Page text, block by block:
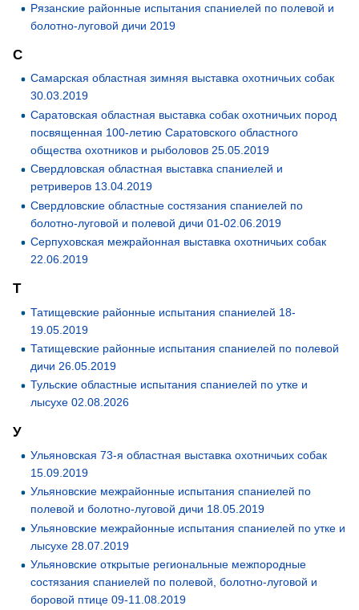
Рязанские районные испытания спаниелей по полевой и
болотно-луговой дичи 2019
С
Самарская областная зимняя выставка охотничьих собак
30.03.2019
Саратовская областная выставка собак охотничьих пород
посвященная 100-летию Саратовского областного
общества охотников и рыболовов 25.05.2019
Свердловская областная выставка спаниелей и
ретриверов 13.04.2019
Свердловские областные состязания спаниелей по
болотно-луговой и полевой дичи 01-02.06.2019
Серпуховская межрайонная выставка охотничьих собак
22.06.2019
Т
Татищевские районные испытания спаниелей 18-
19.05.2019
Татищевские районные испытания спаниелей по полевой
дичи 26.05.2019
Тульские областные испытания спаниелей по утке и
лысухе 02.08.2026
У
Ульяновская 73-я областная выставка охотничьих собак
15.09.2019
Ульяновские межрайонные испытания спаниелей по
полевой и болотно-луговой дичи 18.05.2019
Ульяновские межрайонные испытания спаниелей по утке и
лысухе 28.07.2019
Ульяновские открытые региональные межпородные
состязания спаниелей по полевой, болотно-луговой и
боровой птице 09-11.08.2019